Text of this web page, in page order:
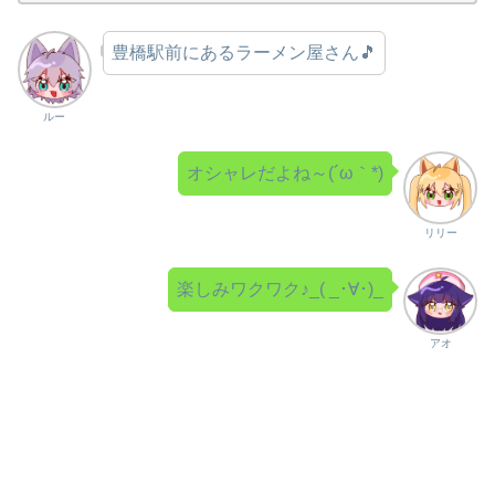
ルー
豊橋駅前にあるラーメン屋さん🎵
リリー
オシャレだよね～(´ω｀*)
アオ
楽しみワクワク♪_( _･∀･)_